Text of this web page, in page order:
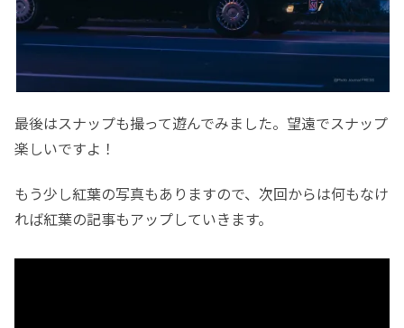
最後はスナップも撮って遊んでみました。望遠でスナップ
楽しいですよ！
もう少し紅葉の写真もありますので、次回からは何もなけ
れば紅葉の記事もアップしていきます。